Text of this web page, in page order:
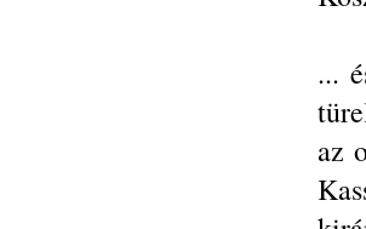
...
az